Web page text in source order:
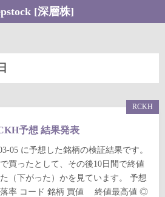
[深層株]
予想 結果発表
05 に予想した銘柄の検証結果です。
買ったとして、その後10日間で終値
（下がった）かを見ています。 予想
落率 コード 銘柄 買値 終値最高値 ◎
RCKH